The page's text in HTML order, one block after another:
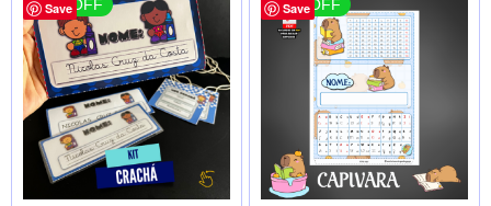
Save
41 % OFF Save
41 % OFF